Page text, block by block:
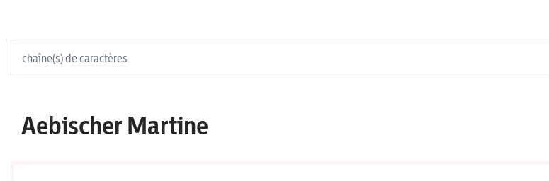
Aebischer Martine